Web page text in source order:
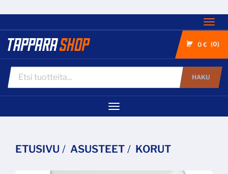
0 € 0
HAKU
Navigaatio
ETUSIVU ASUSTEET KORUT